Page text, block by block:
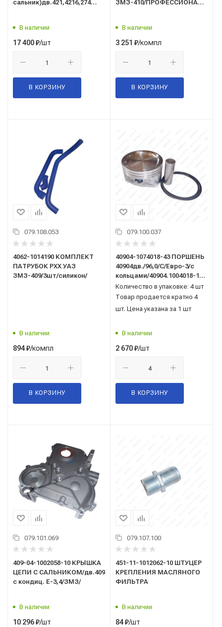
сальник)дв.421,4216,274
В наличии
17 400₽/шт
В КОРЗИНУ
ЗМЗ-410/ПРОФЕССИОНАЛ/
В наличии
3 251 ₽/компл
В КОРЗИНУ
079.108.053
4062-1014190 КОМПЛЕКТ
ПАТРУБОК РХХ УАЗ
ЗМЗ-409/3шт/силикон/
В наличии
894₽/компл
В КОРЗИНУ
079.100.037
40904-1074018-43 ПОРШЕНЬ
40904дв./96,0/С/Евро-3/с
кольцами/40904.1004018-10-
АР/02
Количество в упаковке: 4 шт
Товар продается кратно 4
шт. Цена указана за 1 шт
В наличии
2 670₽/шт
В КОРЗИНУ
079.101.069
409-04-1002058-10 КРЫШКА
ЦЕПИ С САЛЬНИКОМ/дв.409
с кондиц. Е-3,4/ЗМЗ/
В наличии
10 296₽/шт
079.107.100
451-11-1012062-10 ШТУЦЕР
КРЕПЛЕНИЯ МАСЛЯНОГО
ФИЛЬТРА
В наличии
84₽/шт